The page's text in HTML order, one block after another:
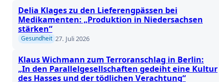
Delia Klages zu den Lieferengpässen bei
Medikamenten: „Produktion in Niedersachsen
stärken“
Gesundheit 27. Juli 2026
Klaus Wichmann zum Terroranschlag in Berlin:
„In den Parallelgesellschaften gedeiht eine Kultur
des Hasses und der tödlichen Verachtung“